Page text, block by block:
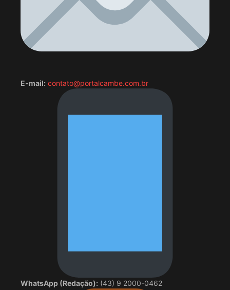
E-mail: contato@portalcambe.com.br
WhatsApp (Redação): (43) 9 2000-0462